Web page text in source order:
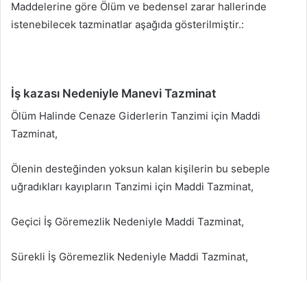
Maddelerine göre Ölüm ve bedensel zarar hallerinde
istenebilecek tazminatlar aşağıda gösterilmiştir.:
İş kazası Nedeniyle Manevi Tazminat
Ölüm Halinde Cenaze Giderlerin Tanzimi için Maddi
Tazminat,
Ölenin desteğinden yoksun kalan kişilerin bu sebeple
uğradıkları kayıpların Tanzimi için Maddi Tazminat,
Geçici İş Göremezlik Nedeniyle Maddi Tazminat,
Sürekli İş Göremezlik Nedeniyle Maddi Tazminat,